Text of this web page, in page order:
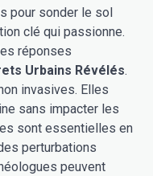
pour sonder le sol
clé qui passionne.
réponses
Urbains Révélés.
invasives. Elles
sans impacter les
sont essentielles en
perturbations
peuvent